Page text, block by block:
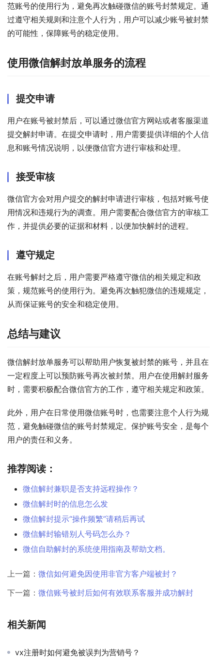
范账号的使用行为，避免再次触碰微信的账号封禁规定。通
过遵守相关规则和注意个人行为，用户可以减少账号被封禁
的可能性，保障账号的稳定使用。
使用微信解封放单服务的流程
提交申请
用户在账号被封禁后，可以通过微信官方网站或者客服渠道
提交解封申请。在提交申请时，用户需要提供详细的个人信
息和账号情况说明，以便微信官方进行审核和处理。
接受审核
微信官方会对用户提交的解封申请进行审核，包括对账号使
用情况和违规行为的调查。用户需要配合微信官方的审核工
作，并提供必要的证据和材料，以便加快解封的进程。
遵守规定
在账号解封之后，用户需要严格遵守微信的相关规定和政
策，规范账号的使用行为。避免再次触犯微信的违规规定，
从而保证账号的安全和稳定使用。
总结与建议
微信解封放单服务可以帮助用户恢复被封禁的账号，并且在
一定程度上可以预防账号再次被封禁。用户在使用解封服务
时，需要积极配合微信官方的工作，遵守相关规定和政策。
此外，用户在日常使用微信账号时，也需要注意个人行为规
范，避免触碰微信的账号封禁规定。保护账号安全，是每个
用户的责任和义务。
推荐阅读：
微信解封兼职是否支持远程操作？
微信解封时的信息怎么发
微信解封提示“操作频繁”请稍后再试
微信解封输错别人号码怎么办？
微信自助解封的系统使用指南及帮助文档。
上一篇： 微信如何避免因使用非官方客户端被封？
下一篇： 微信账号被封后如何有效联系客服并成功解封
相关新闻
vx注册时如何避免被误判为营销号？